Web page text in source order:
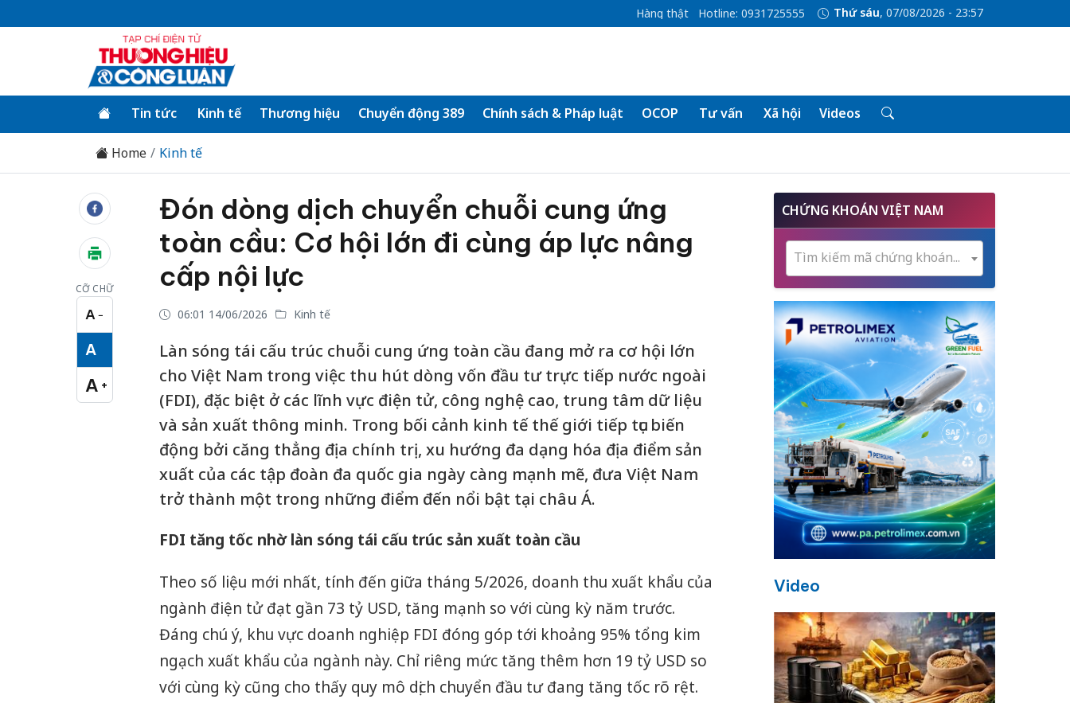
Hàng thật Hotline: 0931725555 Thứ sáu, 07/08/2026 - 23:57
Tin tức Kinh tế Thương hiệu Chuyển động 389 Chính sách & Pháp luật OCOP Tư vấn Xã hội Videos
Home Kinh tế
CỠ CHỮ
A −
Cỡ chữ nhỏ
A
Cỡ chữ vừa
A +
Cỡ chữ lớn
Đón dòng dịch chuyển chuỗi cung ứng
toàn cầu: Cơ hội lớn đi cùng áp lực nâng
cấp nội lực
06:01 14/06/2026 Kinh tế
Làn sóng tái cấu trúc chuỗi cung ứng toàn cầu đang mở ra cơ hội lớn
cho Việt Nam trong việc thu hút dòng vốn đầu tư trực tiếp nước ngoài
(FDI), đặc biệt ở các lĩnh vực điện tử, công nghệ cao, trung tâm dữ liệu
và sản xuất thông minh. Trong bối cảnh kinh tế thế giới tiếp tục biến
động bởi căng thẳng địa chính trị, xu hướng đa dạng hóa địa điểm sản
xuất của các tập đoàn đa quốc gia ngày càng mạnh mẽ, đưa Việt Nam
trở thành một trong những điểm đến nổi bật tại châu Á.
FDI tăng tốc nhờ làn sóng tái cấu trúc sản xuất toàn cầu
Theo số liệu mới nhất, tính đến giữa tháng 5/2026, doanh thu xuất khẩu của
ngành điện tử đạt gần 73 tỷ USD, tăng mạnh so với cùng kỳ năm trước.
Đáng chú ý, khu vực doanh nghiệp FDI đóng góp tới khoảng 95% tổng kim
ngạch xuất khẩu của ngành này. Chỉ riêng mức tăng thêm hơn 19 tỷ USD so
với cùng kỳ cũng cho thấy quy mô dịch chuyển đầu tư đang tăng tốc rõ rệt.
CHỨNG KHOÁN VIỆT NAM
Tìm kiếm mã chứng khoán...
Video